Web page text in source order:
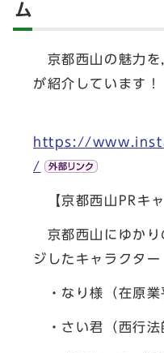
ム
京都西山の魅力を
が紹介しています！
https://
/
【京都西山PRキャ
京都西山にゆかり
ジしたキャラクター
・なり様（在原業
・さい君（西行法